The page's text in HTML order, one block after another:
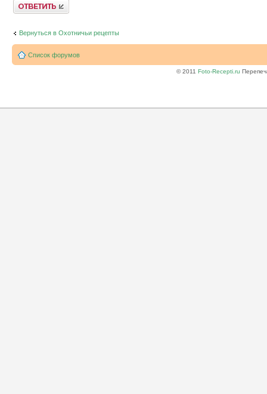
Ответить
Вернуться в Охотничьи рецепты
Список форумов
© 2011 Foto-Recepti.ru